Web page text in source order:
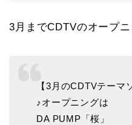
3月までCDTVのオープ
【3月のCDTVテーマ
♪オープニングは
DA PUMP「桜」